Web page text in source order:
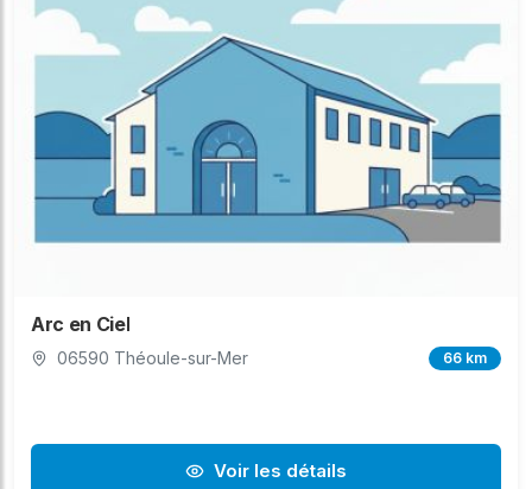
Arc en Ciel
06590 Théoule-sur-Mer 66 km
Voir les détails